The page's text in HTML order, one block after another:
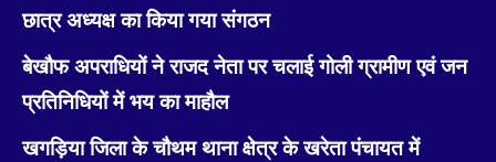
छात्र अध्यक्ष का किया गया संगठन
बेखौफ अपराधियों ने राजद नेता पर चलाई गोली ग्रामीण एवं जन
प्रतिनिधियों में भय का माहौल
खगड़िया जिला के चौथम थाना क्षेत्र के खरेता पंचायत में